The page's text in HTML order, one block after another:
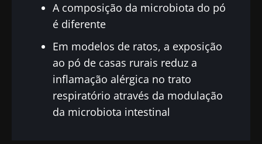
A composição da microbiota do pó
é diferente
Em modelos de ratos, a exposição
ao pó de casas rurais reduz a
inflamação alérgica no trato
respiratório através da modulação
da microbiota intestinal